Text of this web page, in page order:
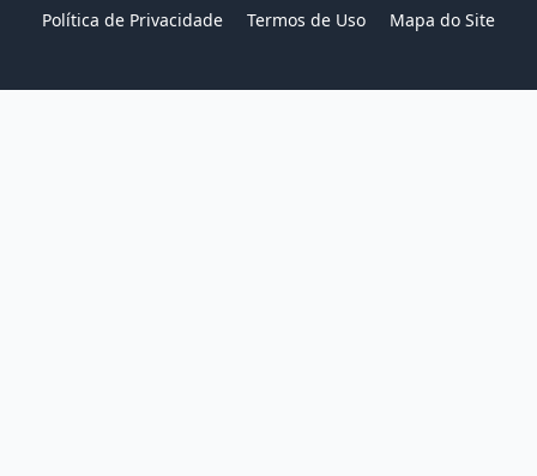
Política de Privacidade
Termos de Uso Mapa do Site